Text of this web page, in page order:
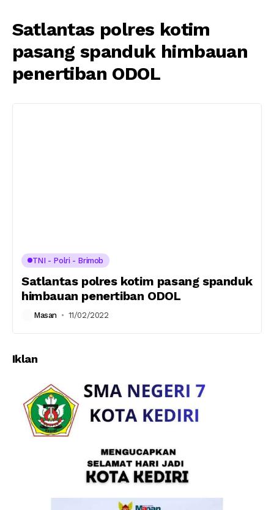
Satlantas polres kotim
pasang spanduk himbauan
penertiban ODOL
TNI - Polri - Brimob
Satlantas polres kotim pasang spanduk
himbauan penertiban ODOL
Masan 11/02/2022
Iklan